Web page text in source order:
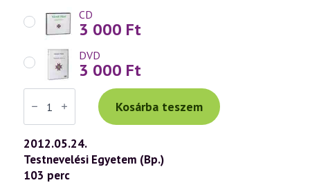
CD
3 000 Ft
DVD
3 000 Ft
Váradi
Tibor
előadás
(609)
—
„Az
Ige
testté
lett”
Kosárba teszem
2012.05.24.
Testnevelési Egyetem (Bp.)
103 perc